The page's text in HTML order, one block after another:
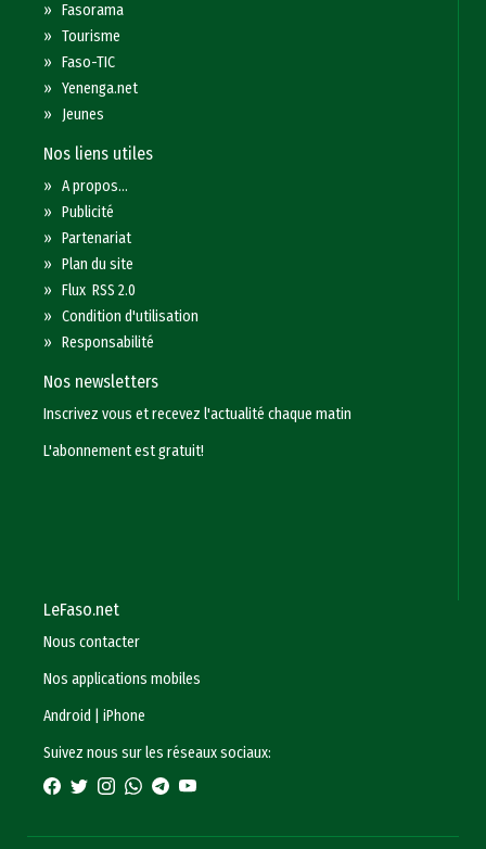
»Fasorama
»Tourisme
»Faso-TIC
»Yenenga.net
» Jeunes
Nos liens utiles
»A propos...
»Publicité
»Partenariat
»Plan du site
»Flux RSS 2.0
»Condition d'utilisation
»Responsabilité
Nos newsletters
Inscrivez vous et recevez l'actualité chaque matin
L'abonnement est gratuit!
LeFaso.net
Nous contacter
Nos applications mobiles
Android |iPhone
Suivez nous sur les réseaux sociaux: